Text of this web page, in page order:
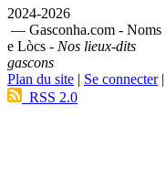
2024-2026
— Gasconha.com - Noms
e Lòcs - Nos lieux-dits
gascons
Plan du site | Se connecter|
RSS 2.0